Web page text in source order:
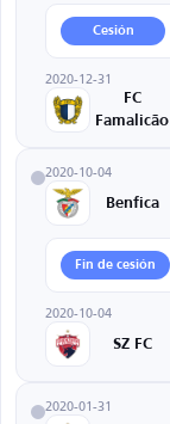
Cesión
2020-12-31
FC
Famalicão
2020-10-04
Benfica
Fin de cesión
2020-10-04
SZ FC
2020-01-31